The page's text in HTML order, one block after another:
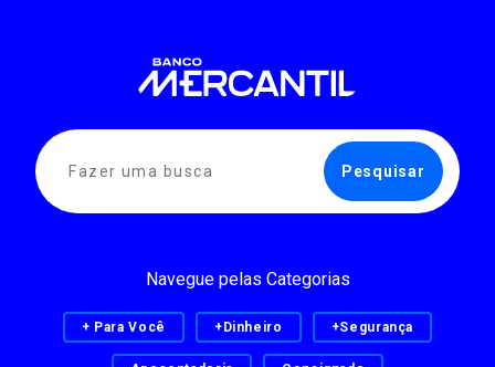
Navegue pelas Categorias
+ Para Você +Dinheiro +Segurança